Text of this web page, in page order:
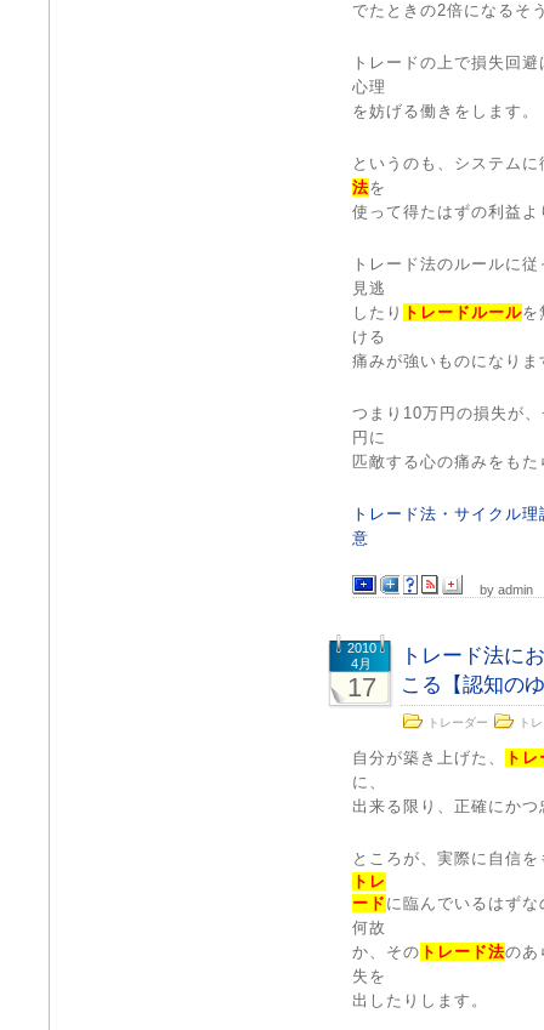
でたときの2倍になるそ
トレードの上で損失回避
心理
を妨げる働きをします。
というのも、システム
法を
使って得たはずの利益
トレード法のルールに
見逃
したり トレードルールを
ける
痛みが強いものになりま
つまり10万円の損失が
円に
匹敵する心の痛みをも
トレード法・サイクル
意
by admin
2010
4月
17
トレード法に
こる【認知の
トレーダー ト
自分が築き上げた、
ト
に、
出来る限り、正確にか
ところが、実際に自信
トレ
ード に臨んでいるはず
何故
か、その トレード法のあ
失を
出したりします。